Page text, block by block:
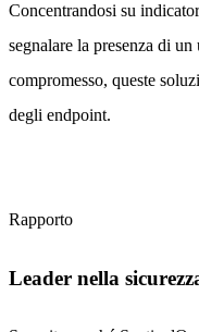
Concentrandosi su
segnalare la presenza di
compromesso, queste
degli endpoint.
Rapporto
Leader nella